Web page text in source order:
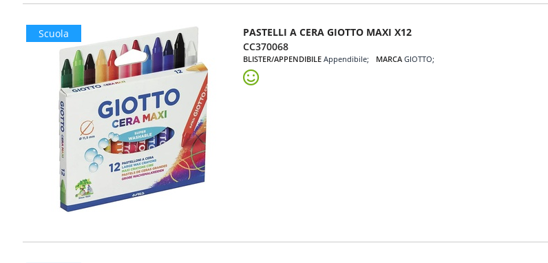
Scuola
PASTELLI A CERA GIOTTO MAXI X12
CC370068
BLISTER/APPENDIBILE Appendibile MARCA GIOTTO